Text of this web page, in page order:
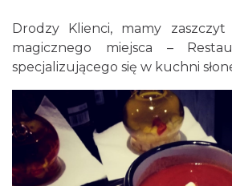
Drodzy Klienci, mamy
magicznego miejsca –
specjalizującego się w kuchni